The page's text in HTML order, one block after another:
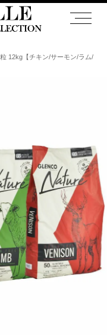
12kg【チキン/サーモン/ラム/